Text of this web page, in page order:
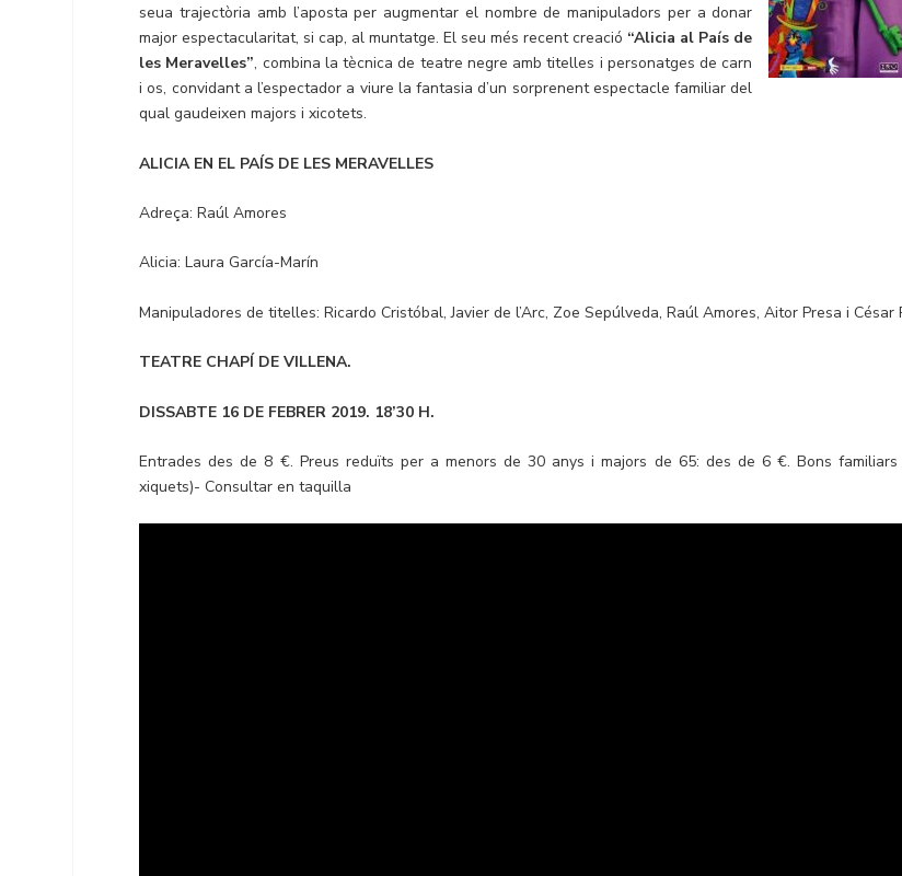
seua trajectòria amb l’aposta per augmentar el nombre de manipuladors per a donar
major espectacularitat, si cap, al muntatge. El seu més recent creació “Alicia al País de
les Meravelles”, combina la tècnica de teatre negre amb titelles i personatges de carn
i os, convidant a l’espectador a viure la fantasia d’un sorprenent espectacle familiar del
qual gaudeixen majors i xicotets.
ALICIA EN EL PAÍS DE LES MERAVELLES
Adreça: Raúl Amores
Alicia: Laura García-Marín
Manipuladores de titelles: Ricardo Cristóbal, Javier de l’Arc, Zoe Sepúlveda, Raúl Amores, Aitor Presa i César
TEATRE CHAPÍ DE VILLENA.
DISSABTE 16 DE FEBRER 2019. 18’30 H.
Entrades des de 8 €. Preus reduïts per a menors de 30 anys i majors de 65: des de 6 €. Bons
xiquets)- Consultar en taquilla